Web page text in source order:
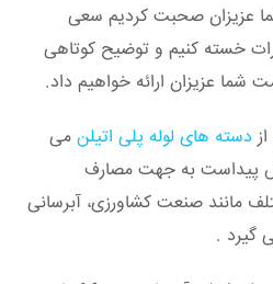
عزیزان صحبت کردیم سعی
خسته کنیم و توضیح کوتاهی
شما عزیزان ارائه خواهیم داد.
دسته های لوله پلی اتیلن می
پیداست به جهت مصارف
مانند صنعت کشاورزی، آبرسانی
گیرد .